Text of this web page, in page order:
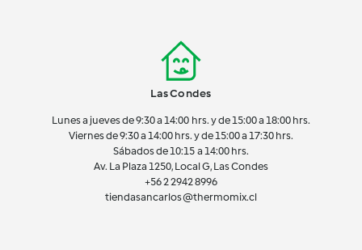
Las Condes
Lunes a jueves de 9:30 a 14:00 hrs. y de 15:00 a 18:00 hrs.
Viernes de 9:30 a 14:00 hrs. y de 15:00 a 17:30 hrs.
Sábados de 10:15 a 14:00 hrs.
Av. La Plaza 1250, Local G, Las Condes
+56 2 2942 8996
tiendasancarlos@thermomix.cl